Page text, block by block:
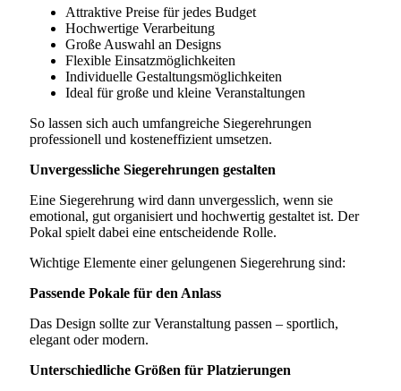
Attraktive Preise für jedes Budget
Hochwertige Verarbeitung
Große Auswahl an Designs
Flexible Einsatzmöglichkeiten
Individuelle Gestaltungsmöglichkeiten
Ideal für große und kleine Veranstaltungen
So lassen sich auch umfangreiche Siegerehrungen
professionell und kosteneffizient umsetzen.
Unvergessliche Siegerehrungen gestalten
Eine Siegerehrung wird dann unvergesslich, wenn sie
emotional, gut organisiert und hochwertig gestaltet ist. Der
Pokal spielt dabei eine entscheidende Rolle.
Wichtige Elemente einer gelungenen Siegerehrung sind:
Passende Pokale für den Anlass
Das Design sollte zur Veranstaltung passen – sportlich,
elegant oder modern.
Unterschiedliche Größen für Platzierungen